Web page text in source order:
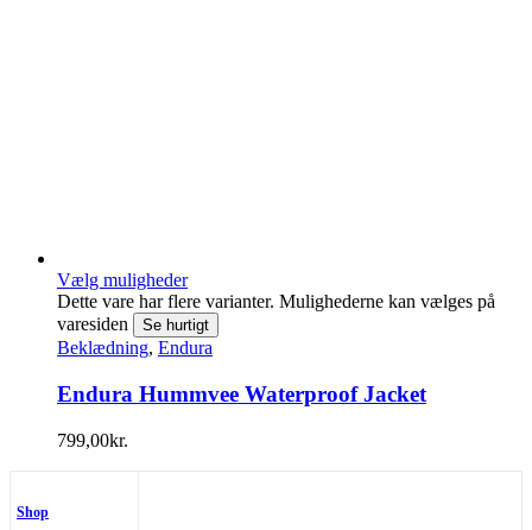
Vælg muligheder
Dette vare har flere varianter. Mulighederne kan vælges på
varesiden
Se hurtigt
Beklædning, Endura
Endura Hummvee Waterproof Jacket
799,00kr.
Shop